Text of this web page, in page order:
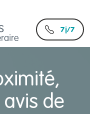
7j/7
avis de